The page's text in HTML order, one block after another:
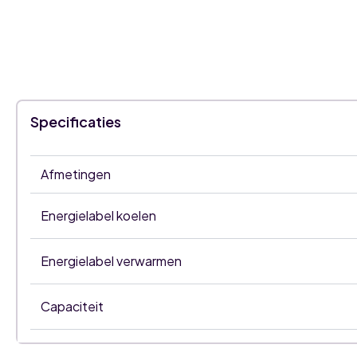
Specificaties
Afmetingen
Energielabel koelen
Energielabel verwarmen
Capaciteit